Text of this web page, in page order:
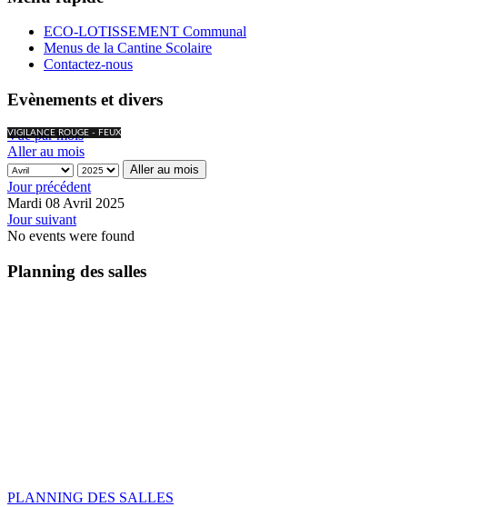
ECO-LOTISSEMENT Communal
Menus de la Cantine Scolaire
Contactez-nous
Evènements et divers
VIGILANCE ROUGE - FEUX
Vue par mois
Aller au mois
Aller au mois
Jour précédent
Mardi 08 Avril 2025
Jour suivant
No events were found
Planning des salles
PLANNING DES SALLES